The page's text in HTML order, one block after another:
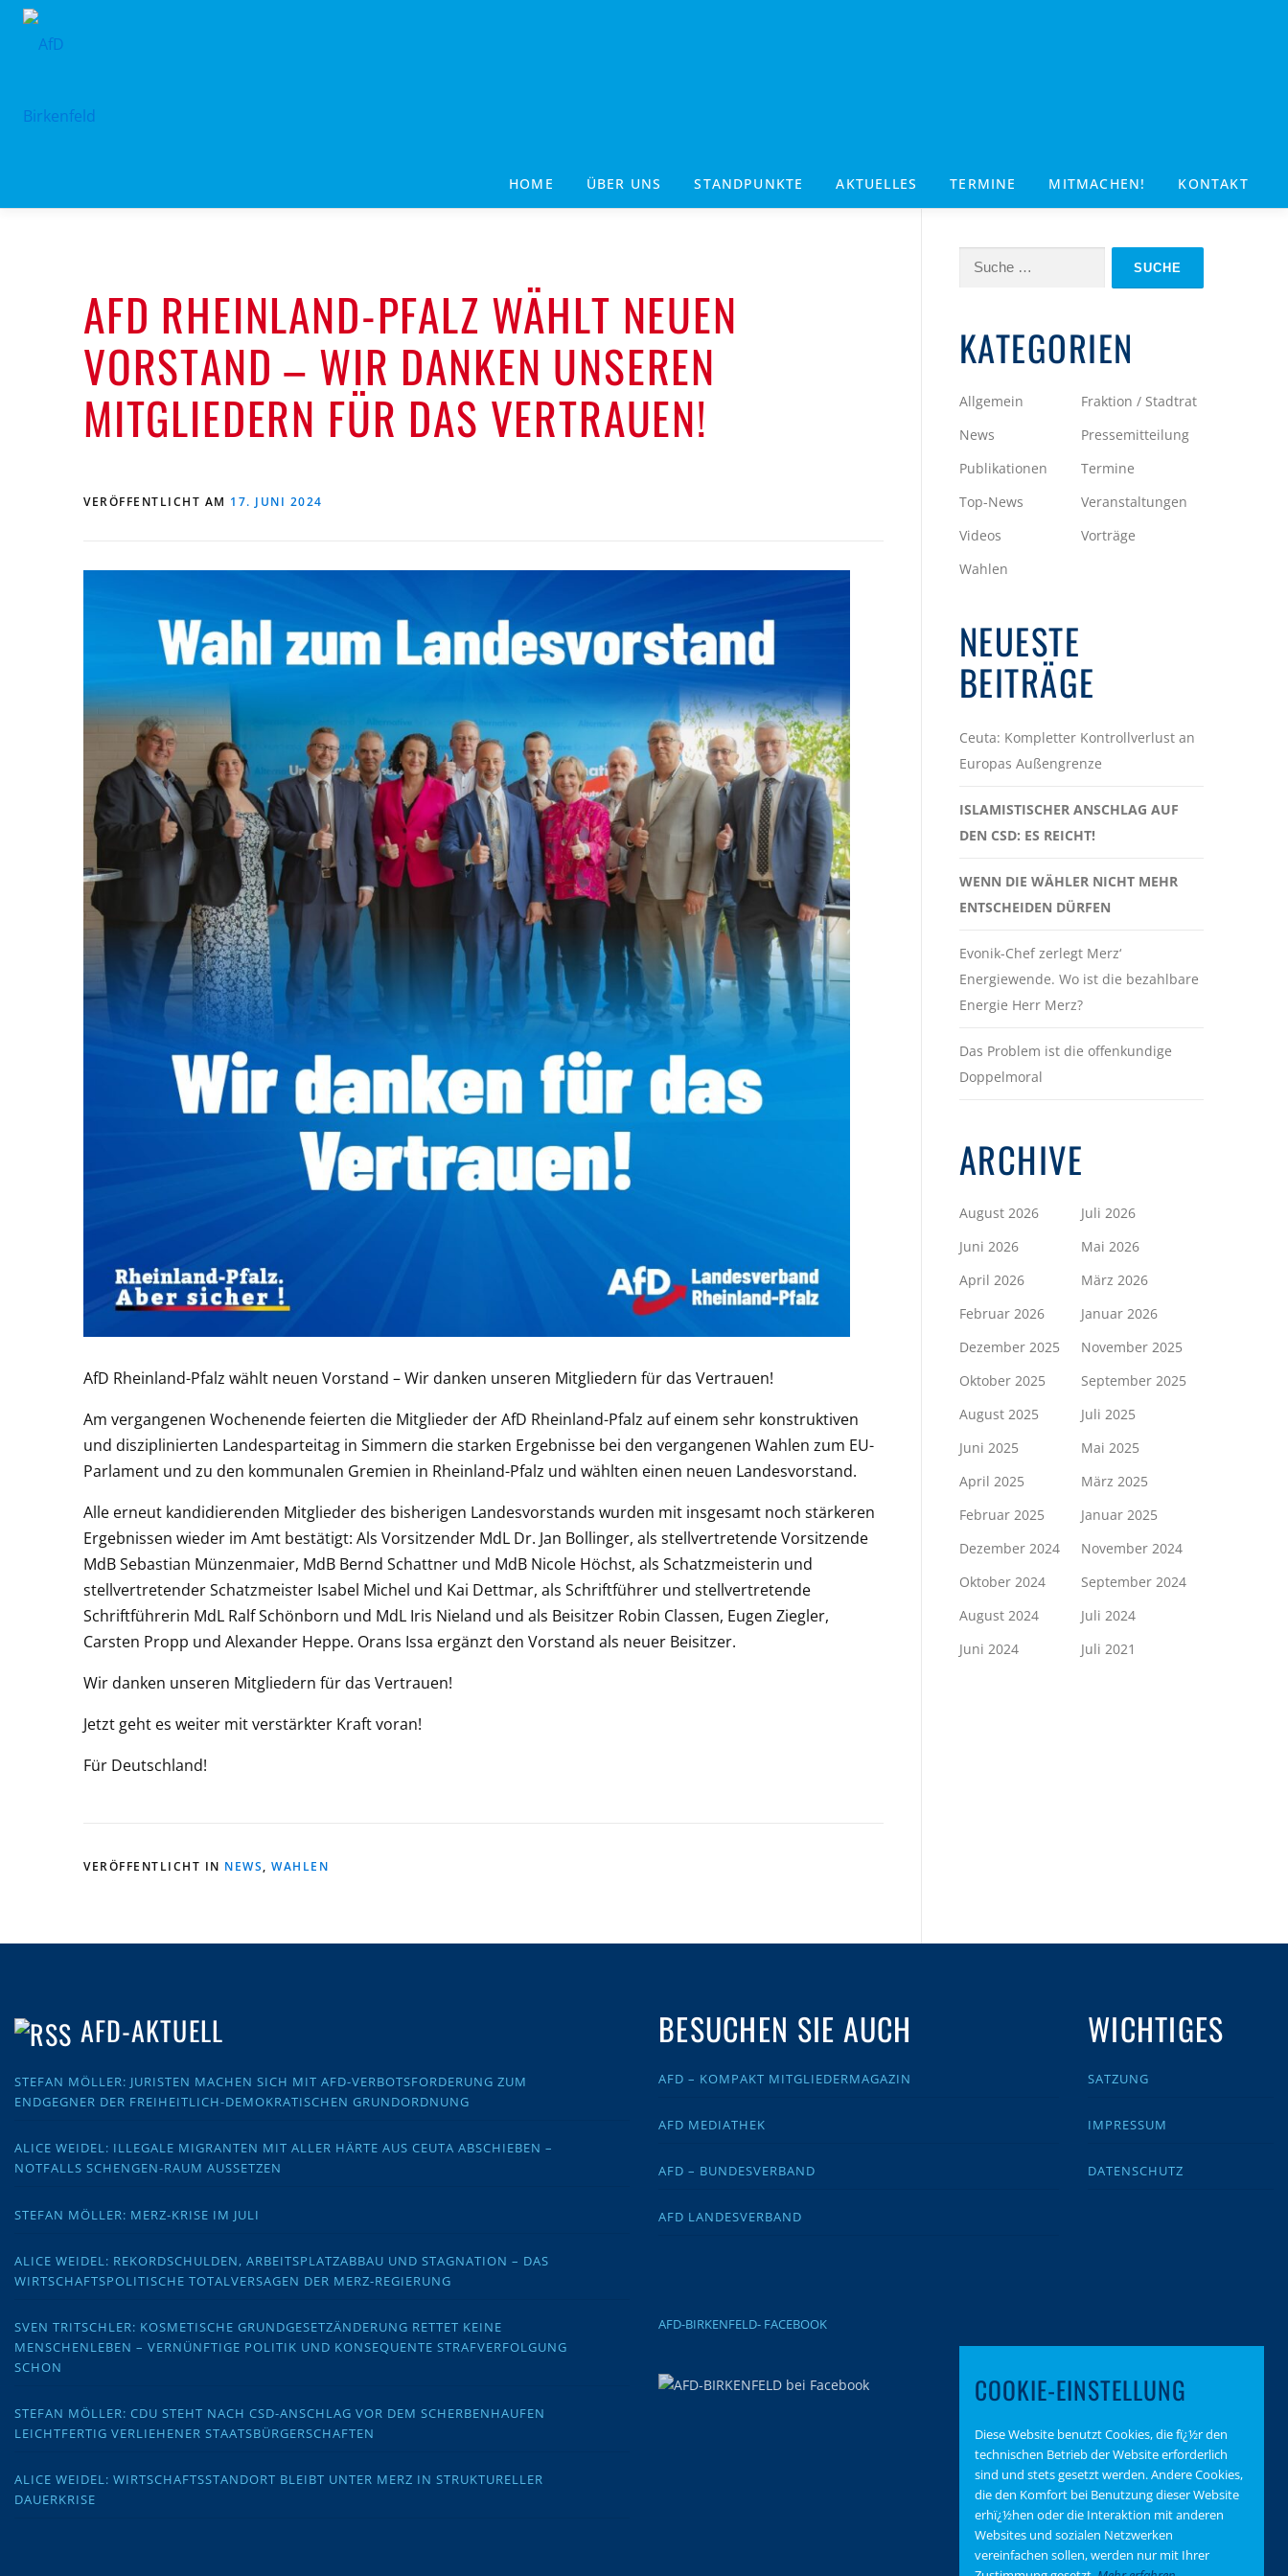
Zum
HOME ÜBER UNS STANDPUNKTE AKTUELLES TERMINE MITMACHEN! KONTAKT
AFD RHEINLAND-PFALZ WÄHLT NEUEN
VORSTAND – WIR DANKEN UNSEREN
MITGLIEDERN FÜR DAS VERTRAUEN!
VERÖFFENTLICHT AM 17. JUNI 2024
AfD Rheinland-Pfalz wählt neuen Vorstand – Wir danken unseren Mitgliedern für das Vertrauen!
Am vergangenen Wochenende feierten die Mitglieder der AfD Rheinland-Pfalz auf einem sehr konstruktiven
und disziplinierten Landesparteitag in Simmern die starken Ergebnisse bei den vergangenen Wahlen zum EU-
Parlament und zu den kommunalen Gremien in Rheinland-Pfalz und wählten einen neuen Landesvorstand.
Alle erneut kandidierenden Mitglieder des bisherigen Landesvorstands wurden mit insgesamt noch stärkeren
Ergebnissen wieder im Amt bestätigt: Als Vorsitzender MdL Dr. Jan Bollinger, als stellvertretende Vorsitzende
MdB Sebastian Münzenmaier, MdB Bernd Schattner und MdB Nicole Höchst, als Schatzmeisterin und
stellvertretender Schatzmeister Isabel Michel und Kai Dettmar, als Schriftführer und stellvertretende
Schriftführerin MdL Ralf Schönborn und MdL Iris Nieland und als Beisitzer Robin Classen, Eugen Ziegler,
Carsten Propp und Alexander Heppe. Orans Issa ergänzt den Vorstand als neuer Beisitzer.
Wir danken unseren Mitgliedern für das Vertrauen!
Jetzt geht es weiter mit verstärkter Kraft voran!
Für Deutschland!
VERÖFFENTLICHT IN NEWS, WAHLEN
Suche
KATEGORIEN
Allgemein
Fraktion / Stadtrat
News
Pressemitteilung
Publikationen
Termine
Top-News
Veranstaltungen
Videos
Vorträge
Wahlen
NEUESTE
BEITRÄGE
Ceuta: Kompletter Kontrollverlust an
Europas Außengrenze
ISLAMISTISCHER ANSCHLAG AUF
DEN CSD: ES REICHT!
WENN DIE WÄHLER NICHT MEHR
ENTSCHEIDEN DÜRFEN
Evonik-Chef zerlegt Merz‘
Energiewende. Wo ist die bezahlbare
Energie Herr Merz?
Das Problem ist die offenkundige
Doppelmoral
ARCHIVE
August 2026
Juli 2026
Juni 2026
Mai 2026
April 2026
März 2026
Februar 2026
Januar 2026
Dezember 2025
November 2025
Oktober 2025
September 2025
August 2025
Juli 2025
Juni 2025
Mai 2025
April 2025
März 2025
Februar 2025
Januar 2025
Dezember 2024
November 2024
Oktober 2024
September 2024
August 2024
Juli 2024
Juni 2024
Juli 2021
AFD-AKTUELL
STEFAN MÖLLER: JURISTEN MACHEN SICH MIT AFD-VERBOTSFORDERUNG ZUM
ENDGEGNER DER FREIHEITLICH-DEMOKRATISCHEN GRUNDORDNUNG
ALICE WEIDEL: ILLEGALE MIGRANTEN MIT ALLER HÄRTE AUS CEUTA ABSCHIEBEN –
NOTFALLS SCHENGEN-RAUM AUSSETZEN
STEFAN MÖLLER: MERZ-KRISE IM JULI
ALICE WEIDEL: REKORDSCHULDEN, ARBEITSPLATZABBAU UND STAGNATION – DAS
WIRTSCHAFTSPOLITISCHE TOTALVERSAGEN DER MERZ-REGIERUNG
SVEN TRITSCHLER: KOSMETISCHE GRUNDGESETZÄNDERUNG RETTET KEINE
MENSCHENLEBEN – VERNÜNFTIGE POLITIK UND KONSEQUENTE STRAFVERFOLGUNG
SCHON
STEFAN MÖLLER: CDU STEHT NACH CSD-ANSCHLAG VOR DEM SCHERBENHAUFEN
LEICHTFERTIG VERLIEHENER STAATSBÜRGERSCHAFTEN
ALICE WEIDEL: WIRTSCHAFTSSTANDORT BLEIBT UNTER MERZ IN STRUKTURELLER
DAUERKRISE
BESUCHEN SIE AUCH
AFD – KOMPAKT MITGLIEDERMAGAZIN
AFD MEDIATHEK
AFD – BUNDESVERBAND
AFD LANDESVERBAND
AFD-BIRKENFELD- FACEBOOK
WICHTIGES
SATZUNG
IMPRESSUM
DATENSCHUTZ
COOKIE-EINSTELLUNG
Diese Website benutzt Cookies, die fï¿½r den
technischen Betrieb der Website erforderlich
sind und stets gesetzt werden. Andere Cookies,
die den Komfort bei Benutzung dieser Website
erhï¿½hen oder die Interaktion mit anderen
Websites und sozialen Netzwerken
vereinfachen sollen, werden nur mit Ihrer